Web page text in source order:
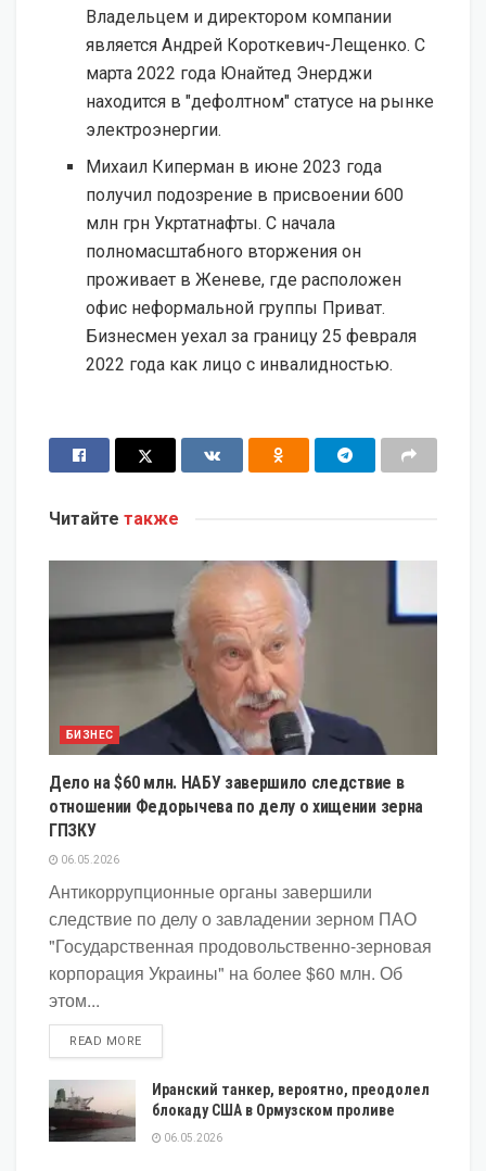
Владельцем и директором компании
является Андрей Короткевич-Лещенко. С
марта 2022 года Юнайтед Энерджи
находится в "дефолтном" статусе на рынке
электроэнергии.
Михаил Киперман в июне 2023 года
получил подозрение в присвоении 600
млн грн Укртатнафты. С начала
полномасштабного вторжения он
проживает в Женеве, где расположен
офис неформальной группы Приват.
Бизнесмен уехал за границу 25 февраля
2022 года как лицо с инвалидностью.
Читайте также
БИЗНЕС
Дело на $60 млн. НАБУ завершило следствие в
отношении Федорычева по делу о хищении зерна
ГПЗКУ
06.05.2026
Антикоррупционные органы завершили
следствие по делу о завладении зерном ПАО
"Государственная продовольственно-зерновая
корпорация Украины" на более $60 млн. Об
этом...
READ MOREDETAILS
Иранский танкер, вероятно, преодолел
блокаду США в Ормузском проливе
06.05.2026